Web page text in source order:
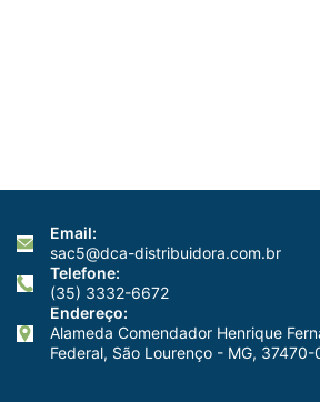
Email:
sac5@dca-distribuidora.com.br
Telefone:
(35) 3332-6672
Endereço:
Alameda Comendador Henrique
Federal, São Lourenço - MG, 37470-